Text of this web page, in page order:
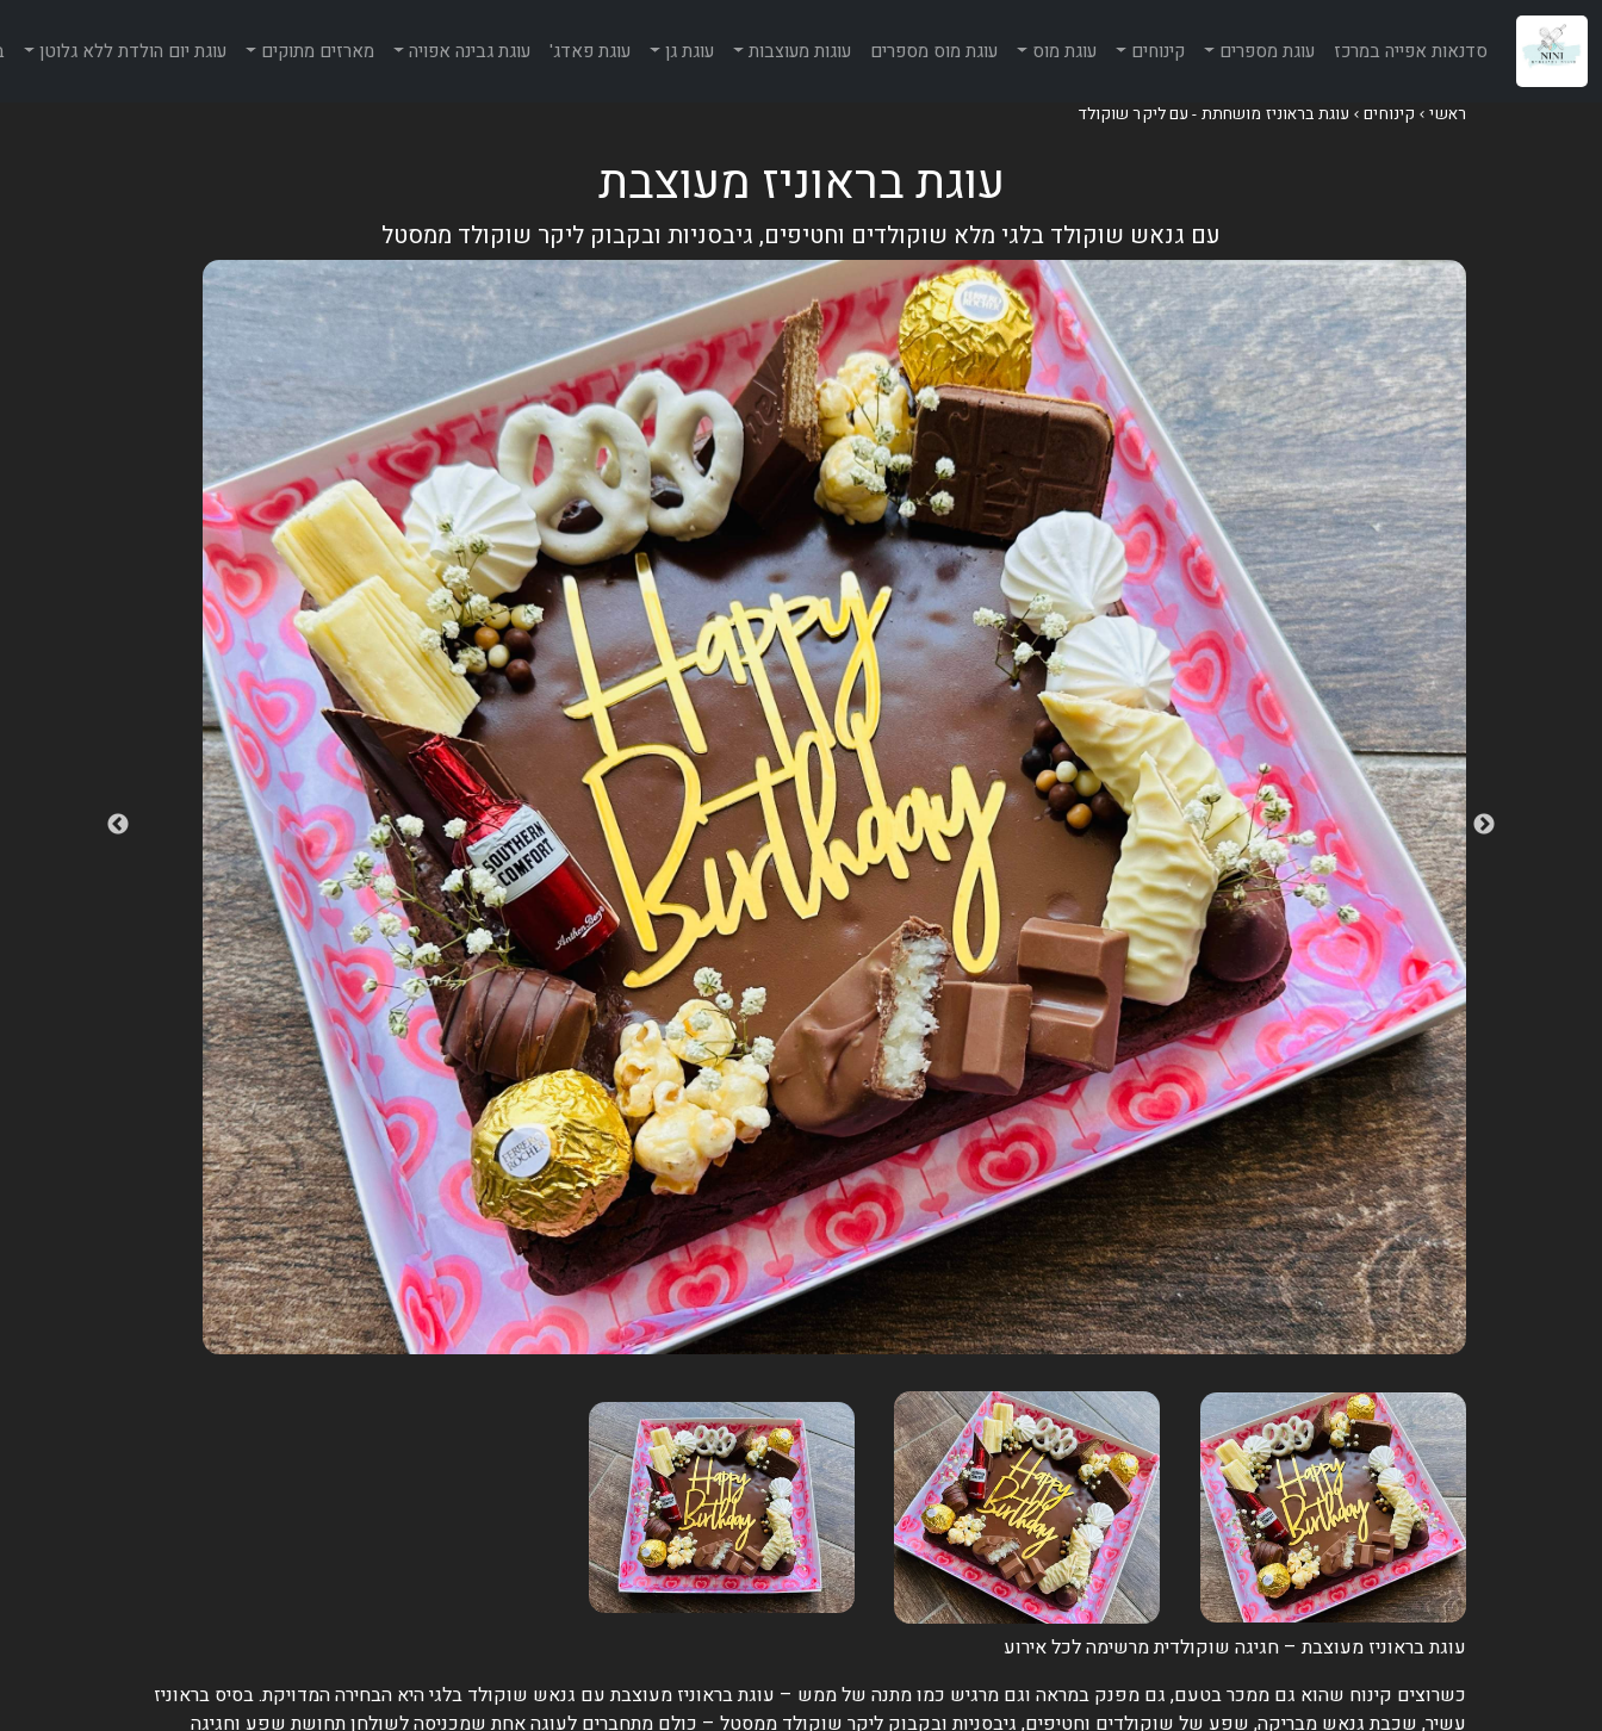
סדנאות אפייה במרכז עוגת מספרים קינוחים עוגת מוס עוגת מוס מספרים עוגות מעוצבות עוגת גן עוגת פאדג' עוגת גבינה אפויה מארזים מתוקים עוגת יום הולדת ללא גלוטן
ראשי קינוחים עוגת בראוניז מושחתת - עם ליקר שוקולד
עוגת בראוניז מעוצבת
עם גנאש שוקולד בלגי מלא שוקולדים וחטיפים, גיבסניות ובקבוק ליקר שוקולד ממסטל
עוגת בראוניז מעוצבת – חגיגה שוקולדית מרשימה לכל אירוע
כשרוצים קינוח שהוא גם ממכר בטעם, גם מפנק במראה וגם מרגיש כמו מתנה של ממש – עוגת בראוניז מעוצבת עם גנאש שוקולד בלגי היא הבחירה המדויקת. בסיס בראוניז
עשיר, שכבת גנאש מבריקה, שפע של שוקולדים וחטיפים, גיבסניות ובקבוק ליקר שוקולד ממסטל – כולם מתחברים לעוגה אחת שמכניסה לשולחן תחושת שפע וחגיגה